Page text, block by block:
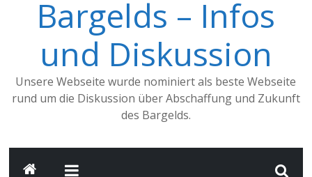
Fahrt aufBargelds – Infos
und Diskussion
Unsere Webseite wurde nominiert als beste Webseite
rund um die Diskussion über Abschaffung und Zukunft
des Bargelds.